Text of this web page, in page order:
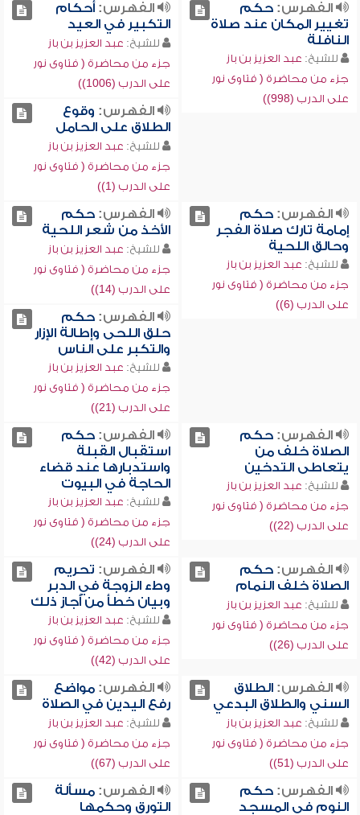
الفهرس:حكم
تغيير المكان عند صلاة
النافلة
للشيخ: عبد العزيز بن باز
جزء من محاضرة ( فتاوى نور
على الدرب (998))
الفهرس:أحكام
التكبير في العيد
للشيخ: عبد العزيز بن باز
جزء من محاضرة ( فتاوى نور
على الدرب (1006))
الفهرس: وقوع
الطلاق على الحامل
للشيخ: عبد العزيز بن باز
جزء من محاضرة ( فتاوى نور
على الدرب (1))
الفهرس:حكم
إمامة تارك صلاة الفجر
وحالق اللحية
للشيخ: عبد العزيز بن باز
جزء من محاضرة ( فتاوى نور
على الدرب (6))
الفهرس:حكم
الأخذ من شعر اللحية
للشيخ: عبد العزيز بن باز
جزء من محاضرة ( فتاوى نور
على الدرب (14))
الفهرس:حكم
حلق اللحى وإطالة الإزار
والتكبر على الناس
للشيخ: عبد العزيز بن باز
جزء من محاضرة ( فتاوى نور
على الدرب (21))
الفهرس:حكم
الصلاة خلف من
يتعاطى التدخين
للشيخ: عبد العزيز بن باز
جزء من محاضرة ( فتاوى نور
على الدرب (22))
الفهرس:حكم
استقبال القبلة
واستدبارها عند قضاء
الحاجة في البيوت
للشيخ: عبد العزيز بن باز
جزء من محاضرة ( فتاوى نور
على الدرب (24))
الفهرس:حكم
الصلاة خلف النمام
للشيخ: عبد العزيز بن باز
جزء من محاضرة ( فتاوى نور
على الدرب (26))
الفهرس: تحريم
وطء الزوجة في الدبر
وبيان خطأ من أجاز ذلك
للشيخ: عبد العزيز بن باز
جزء من محاضرة ( فتاوى نور
على الدرب (42))
الفهرس:الطلاق
السني والطلاق البدعي
للشيخ: عبد العزيز بن باز
جزء من محاضرة ( فتاوى نور
على الدرب (51))
الفهرس:مواضع
رفع اليدين في الصلاة
للشيخ: عبد العزيز بن باز
جزء من محاضرة ( فتاوى نور
على الدرب (67))
الفهرس:حكم
النوم في المسجد
الفهرس:مسألة
التورق وحكمها